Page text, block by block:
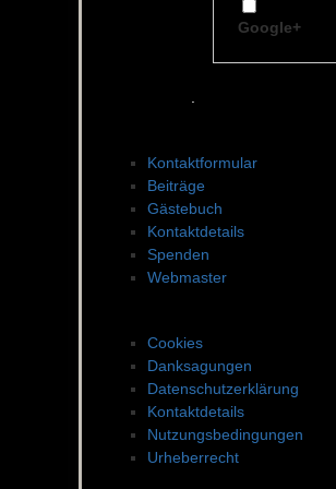
Google+
Kontaktformular
Beiträge
Gästebuch
Kontaktdetails
Spenden
Webmaster
Cookies
Danksagungen
Datenschutzerklärung
Kontaktdetails
Nutzungsbedingungen
Urheberrecht